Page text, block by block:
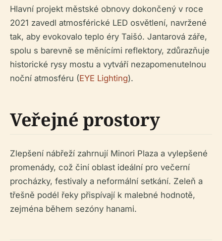
Hlavní projekt městské obnovy dokončený v roce
2021 zavedl atmosférické LED osvětlení, navržené
tak, aby evokovalo teplo éry Taišó. Jantarová záře,
spolu s barevně se měnícími reflektory, zdůrazňuje
historické rysy mostu a vytváří nezapomenutelnou
noční atmosféru (EYE Lighting).
Veřejné prostory
Zlepšení nábřeží zahrnují Minori Plaza a vylepšené
promenády, což činí oblast ideální pro večerní
procházky, festivaly a neformální setkání. Zeleň a
třešně podél řeky přispívají k malebné hodnotě,
zejména během sezóny hanami.